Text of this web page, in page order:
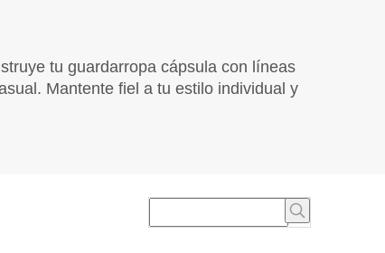
tu guardarropa cápsula con líneas
Mantente fiel a tu estilo individual y